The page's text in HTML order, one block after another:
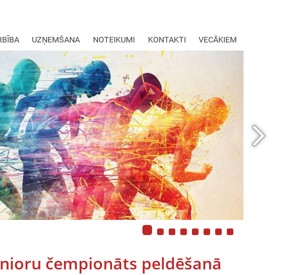
UZŅEMŠANA NOTEIKUMI KONTAKTI VECĀKIEM
čempionāts peldēšanā